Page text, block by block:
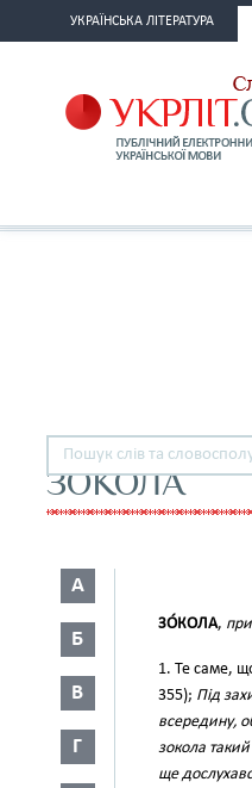
УКРАЇНСЬКА ЛІТЕРАТУРА
ЗОКОЛА
А
Б
В
Г
ЗО́КОЛА,
1. Те саме,
355); Під
всередину,
зокола
ще